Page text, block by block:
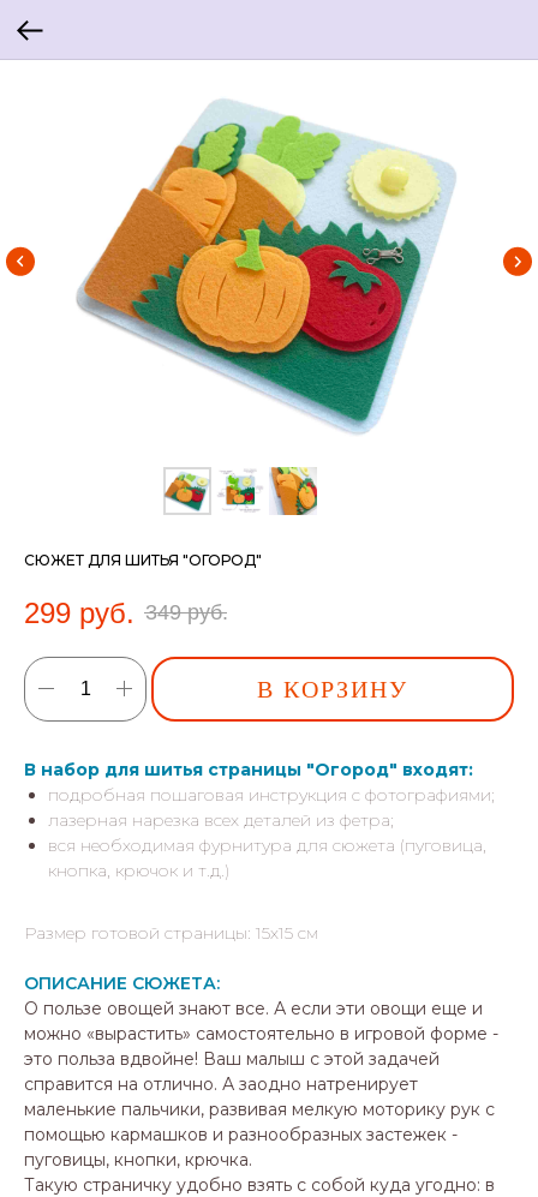
СЮЖЕТ ДЛЯ ШИТЬЯ "ОГОРОД"
299 руб. 349 руб.
В КОРЗИНУ
В набор для шитья страницы "Огород" входят:
подробная пошаговая инструкция с фотографиями;
лазерная нарезка всех деталей из фетра;
вся необходимая фурнитура для сюжета (пуговица,
кнопка, крючок и т.д.)
Размер готовой страницы: 15х15 см
ОПИСАНИЕ СЮЖЕТА:
О пользе овощей знают все. А если эти овощи еще и
можно «вырастить» самостоятельно в игровой форме -
это польза вдвойне! Ваш малыш с этой задачей
справится на отлично. А заодно натренирует
маленькие пальчики, развивая мелкую моторику рук с
помощью кармашков и разнообразных застежек -
пуговицы, кнопки, крючка.
Такую страничку удобно взять с собой куда угодно: в